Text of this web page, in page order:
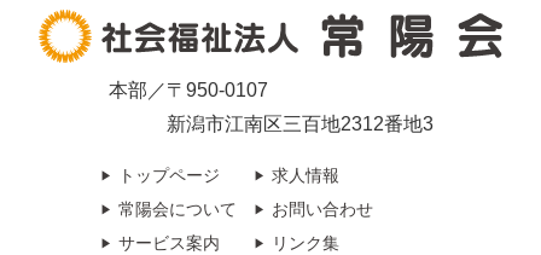
本部／〒950-0107
新潟市江南区三百地2312番地3
トップページ
常陽会について
サービス案内
求人情報
お問い合わせ
リンク集